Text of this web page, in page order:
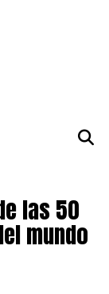
las 50
mundo